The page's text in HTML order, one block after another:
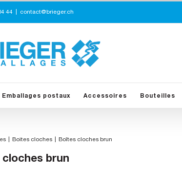
44 contact@brieger.ch
Emballages postaux Accessoires Bouteilles
Boites cloches Boîtes cloches brun
cloches brun